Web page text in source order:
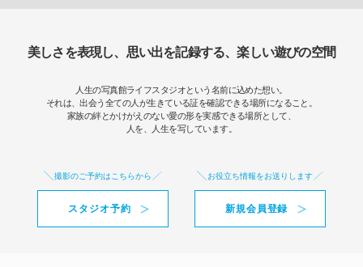
美しさを表現し、思い出を記録する、楽しい遊びの空間
人生の写真館ライフスタジオという名前に込めた想い。
それは、出会う全ての人が生きている証を確認できる場所になること。
家族の絆とかけがえのない愛の形を実感できる場所として、
人を、人生を写しています。
撮影のご予約はこちらから
スタジオ予約
お役立ち情報をお送りします
新規会員登録